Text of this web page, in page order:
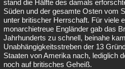
stand die Hälfte des damals
Süden und der gesamte Osten vom
unter britischer Herrschaft. Für viele
monarchietreue Engländer gab das
Jahrhunderts zu schnell, beinahe
Unabhängigkeitsstreben der 13
Staaten von Amerika nach, lediglich
noch auf britisches Geheiß.